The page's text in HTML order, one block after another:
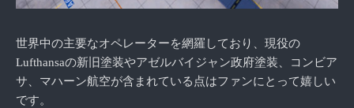
世界中の主要なオペレーターを網羅しており、現役の
Lufthansaの新旧塗装やアゼルバイジャン政府塗装、コンビア
サ、マハーン航空が含まれている点はファンにとって嬉しい
です。